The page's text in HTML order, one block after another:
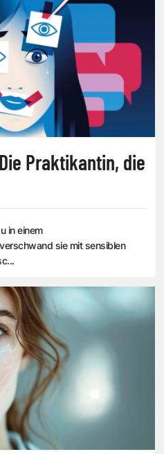
Praktikantin, die
in einem
sie mit sensiblen